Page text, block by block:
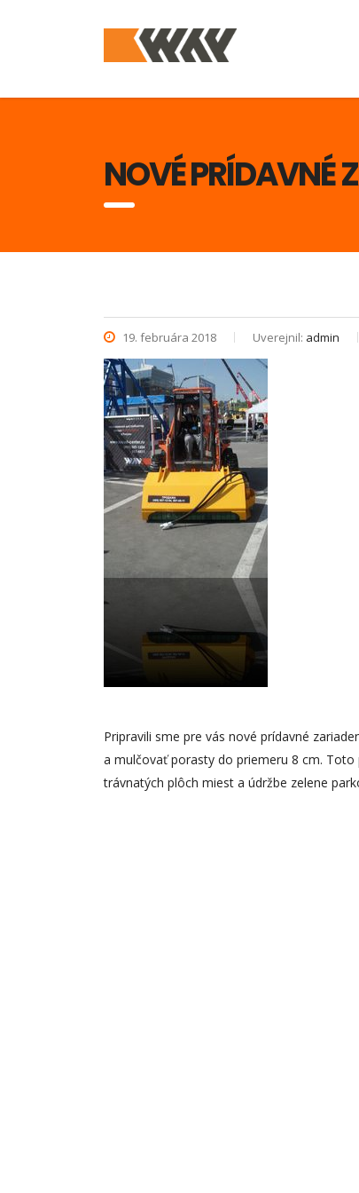
NOVÉ PRÍDAVNÉ
19. februára 2018 Uverejnil: admin
Pripravili sme pre vás nové prídavné
a mulčovať porasty do priemeru 8 cm. Toto
trávnatých plôch miest a údržbe zelene